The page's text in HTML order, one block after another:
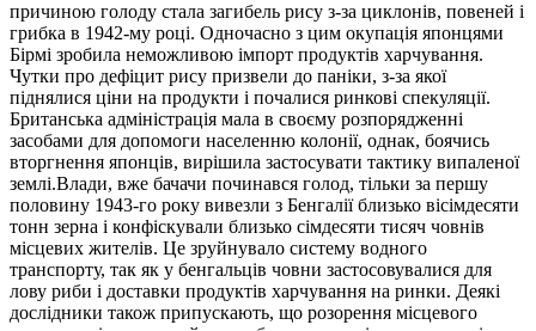
причиною голоду стала загибель рису з-за циклонів, повеней і
грибка в 1942-му році. Одночасно з цим окупація японцями
Бірмі зробила неможливою імпорт продуктів харчування.
Чутки про дефіцит рису призвели до паніки, з-за якої
піднялися ціни на продукти і почалися ринкові спекуляції.
Британська адміністрація мала в своєму розпорядженні
засобами для допомоги населенню колонії, однак, боячись
вторгнення японців, вирішила застосувати тактику випаленої
землі.Влади, вже бачачи починався голод, тільки за першу
половину 1943-го року вивезли з Бенгалії близько вісімдесяти
тонн зерна і конфіскували близько сімдесяти тисяч човнів
місцевих жителів. Це зруйнувало систему водного
транспорту, так як у бенгальців човни застосовувалися для
лову риби і доставки продуктів харчування на ринки. Деякі
дослідники також припускають, що розорення місцевого